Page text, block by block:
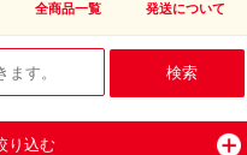
全商品一覧 発送について
り込む